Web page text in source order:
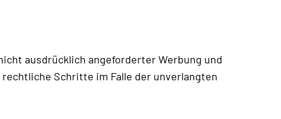
ausdrücklich angeforderter Werbung und
Schritte im Falle der unverlangten